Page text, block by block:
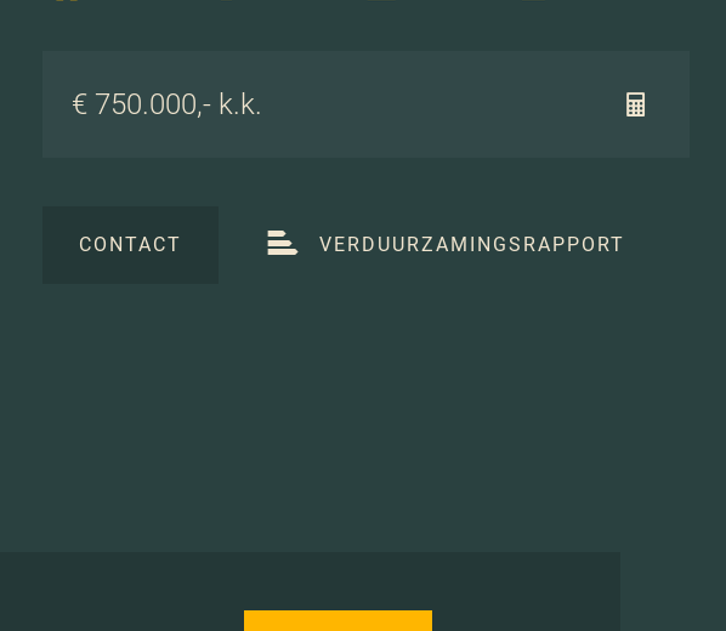
€ 750.000,- k.k.
CONTACT VERDUURZAMINGSRAPPORT